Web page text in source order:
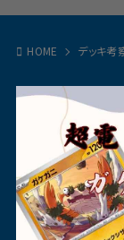
HOME デッキ考